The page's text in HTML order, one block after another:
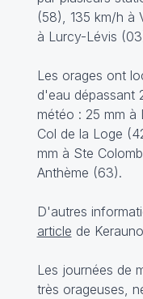
(58), 135 km/h à
à Lurcy-Lévis
Les orages ont
d'eau dépassant
météo : 25 mm à
Col de la Loge
mm à Ste
Anthème (63).
D'autres
article de
Les journées de
très orageuses,